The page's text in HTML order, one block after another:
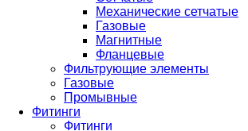
Механические сетчатые
Газовые
Магнитные
Фланцевые
Фильтрующие элементы
Газовые
Промывные
Фитинги
Фитинги